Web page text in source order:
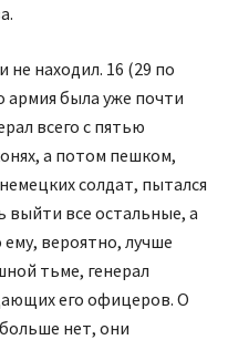
не находил. 16 (29 по
армия была уже почти
всего с пятью
а потом пешком,
солдат, пытался
выйти все остальные, а
ему, вероятно, лучше
тьме, генерал
его офицеров. О
нет, они